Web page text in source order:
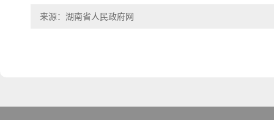
来源：湖南省人民政府网